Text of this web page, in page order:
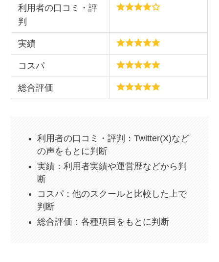
利用者の口コミ・評
判
実績
コスパ
総合評価
利用者の口コミ・評判：Twitter(X)など
の声をもとに判断
実績：利用者実績や運営歴などから判
断
コスパ：他のスクールと比較した上で
判断
総合評価：各種項目をもとに判断